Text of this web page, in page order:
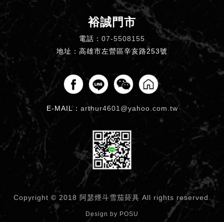
裕誠門市
電話： 07-5508155
地址：高雄市左營區辛亥路253號
E-MAIL： arthur4601@yahoo.com.tw
Copyright © 2018 阿瑟煙斗雪茄菸具 All rights reserved.
Design by POSU